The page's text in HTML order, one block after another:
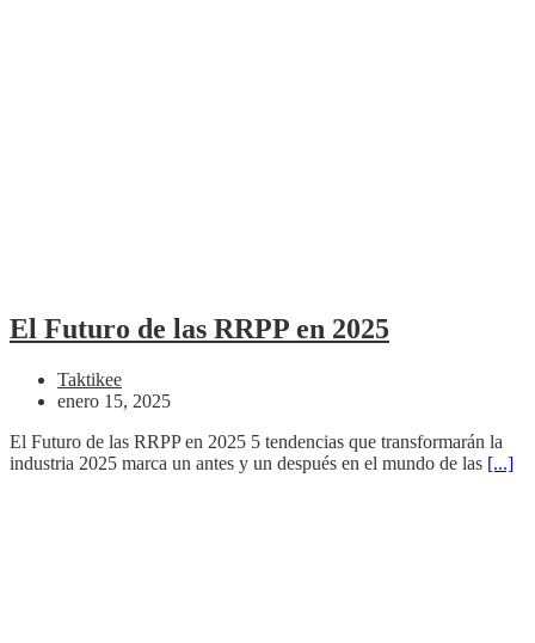
El Futuro de las RRPP en 2025
Taktikee
enero 15, 2025
El Futuro de las RRPP en 2025 5 tendencias que transformarán la
industria 2025 marca un antes y un después en el mundo de las [...]